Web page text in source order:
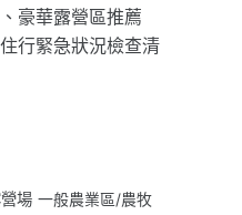
豪華露營區推薦
行緊急狀況檢查清
場 一般農業區/農牧